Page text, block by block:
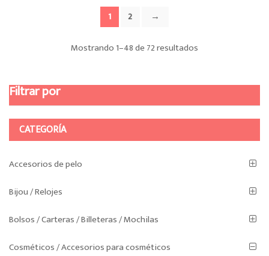
1 2 →
Mostrando 1–48 de 72 resultados
últimos
Filtrar por
CATEGORÍA
Accesorios de pelo
Bijou / Relojes
Bolsos / Carteras / Billeteras / Mochilas
Cosméticos / Accesorios para cosméticos